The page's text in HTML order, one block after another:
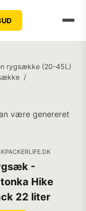
rygsække (20-45L)
/
være genereret
-
Hike
22 liter